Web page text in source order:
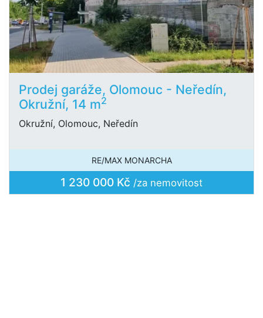
Prodej garáže, Olomouc - Neředín,
Okružní, 14 m2
Okružní, Olomouc, Neředín
RE/MAX MONARCHA
1 230 000 Kč /za nemovitost